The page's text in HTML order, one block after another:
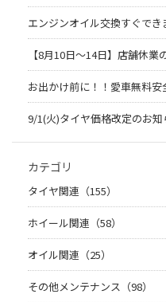
エンジンオイル交換すぐでき
【8月10日～14日】店舗休業
お出かけ前に！！愛車無料安
9/1(火)タイヤ価格改定のお知
カテゴリ
タイヤ関連（155）
ホイール関連（58）
オイル関連（25）
その他メンテナンス（98）